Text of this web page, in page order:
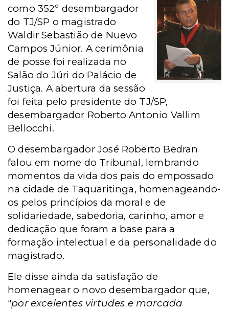
como 352º desembargador
do TJ/SP o magistrado
Waldir Sebastião de Nuevo
Campos Júnior. A cerimônia
de posse foi realizada no
Salão do Júri do Palácio de
Justiça. A abertura da sessão
foi feita pelo presidente do TJ/SP,
desembargador Roberto Antonio Vallim
Bellocchi.
O desembargador José Roberto Bedran
falou em nome do Tribunal, lembrando
momentos da vida dos pais do empossado
na cidade de Taquaritinga, homenageando-
os pelos princípios da moral e de
solidariedade, sabedoria, carinho, amor e
dedicação que foram a base para a
formação intelectual e da personalidade do
magistrado.
Ele disse ainda da satisfação de
homenagear o novo desembargador que,
"por excelentes virtudes e marcada